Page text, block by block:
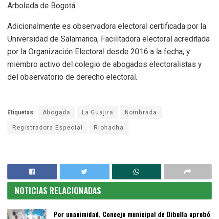
Arboleda de Bogotá.
Adicionalmente es observadora electoral certificada por la
Universidad de Salamanca, Facilitadora electoral acreditada
por la Organización Electoral desde 2016 a la fecha, y
miembro activo del colegio de abogados electoralistas y
del observatorio de derecho electoral.
Etiquetas: Abogada La Guajira
Nombrada
Registradora Especial
Riohacha
NOTICIAS RELACIONADAS
Por unanimidad, Concejo municipal de Dibulla aprobó